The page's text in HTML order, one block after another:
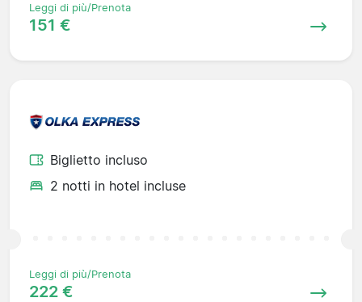
Leggi di più/Prenota
151 €
Biglietto incluso
2 notti in hotel incluse
Leggi di più/Prenota
222 €